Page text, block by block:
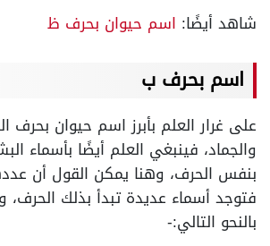
شاهد أيضًا: اسم حيوان بحرف ظ
اسم بحرف ب
على غرار العلم بأبرز اسم حيوان بحرف
والجماد، فينبغي العلم أيضًا بأسماء
بنفس الحرف، وهنا يمكن القول أن
فتوجد أسماء عديدة تبدأ بذلك الحرف،
بالنحو التالي:-